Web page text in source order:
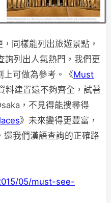
同樣能列出旅遊景點，
詢列出人氣熱門，我們更
上可做為參考。《Must
料建置還不夠齊全，試著
，不見得能搜尋得
》未來變得更豐富，
還我們漢語查詢的正確路
05/must-see-